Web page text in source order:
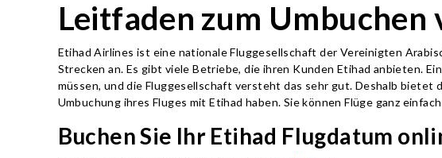
Leitfaden zum Umbuchen
Etihad Airlines ist eine nationale Fluggesellschaft der Vereinigten
Strecken an. Es gibt viele Betriebe, die ihren Kunden Etihad anbieten.
müssen, und die Fluggesellschaft versteht das sehr gut. Deshalb
Umbuchung ihres Fluges mit Etihad haben. Sie können Flüge ganz
Buchen Sie Ihr Etihad Flugdatum